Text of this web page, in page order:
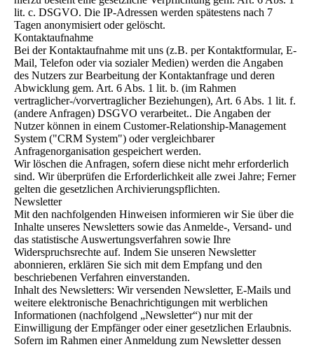
lit. c. DSGVO. Die IP-Adressen werden spätestens nach 7
Tagen anonymisiert oder gelöscht.
Kontaktaufnahme
Bei der Kontaktaufnahme mit uns (z.B. per Kontaktformular, E-
Mail, Telefon oder via sozialer Medien) werden die Angaben
des Nutzers zur Bearbeitung der Kontaktanfrage und deren
Abwicklung gem. Art. 6 Abs. 1 lit. b. (im Rahmen
vertraglicher-/vorvertraglicher Beziehungen), Art. 6 Abs. 1 lit. f.
(andere Anfragen) DSGVO verarbeitet.. Die Angaben der
Nutzer können in einem Customer-Relationship-Management
System ("CRM System") oder vergleichbarer
Anfragenorganisation gespeichert werden.
Wir löschen die Anfragen, sofern diese nicht mehr erforderlich
sind. Wir überprüfen die Erforderlichkeit alle zwei Jahre; Ferner
gelten die gesetzlichen Archivierungspflichten.
Newsletter
Mit den nachfolgenden Hinweisen informieren wir Sie über die
Inhalte unseres Newsletters sowie das Anmelde-, Versand- und
das statistische Auswertungsverfahren sowie Ihre
Widerspruchsrechte auf. Indem Sie unseren Newsletter
abonnieren, erklären Sie sich mit dem Empfang und den
beschriebenen Verfahren einverstanden.
Inhalt des Newsletters: Wir versenden Newsletter, E-Mails und
weitere elektronische Benachrichtigungen mit werblichen
Informationen (nachfolgend „Newsletter“) nur mit der
Einwilligung der Empfänger oder einer gesetzlichen Erlaubnis.
Sofern im Rahmen einer Anmeldung zum Newsletter dessen